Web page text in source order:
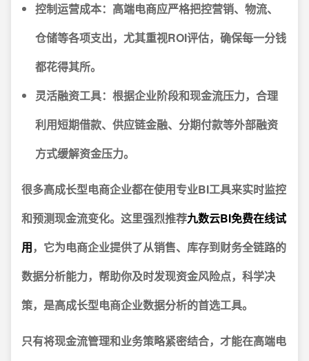
控制运营成本： 高端电商应严格把控营销、物流、
仓储等各项支出，尤其重视ROI评估，确保每一分钱
都花得其所。
灵活融资工具： 根据企业阶段和现金流压力，合理
利用短期借款、供应链金融、分期付款等外部融资
方式缓解资金压力。
很多高成长型电商企业都在使用专业BI工具来实时监控
和预测现金流变化。这里强烈推荐九数云BI免费在线试
用，它为电商企业提供了从销售、库存到财务全链路的
数据分析能力，帮助你及时发现资金风险点，科学决
策，是高成长型电商企业数据分析的首选工具。
只有将现金流管理和业务策略紧密结合，才能在高端电